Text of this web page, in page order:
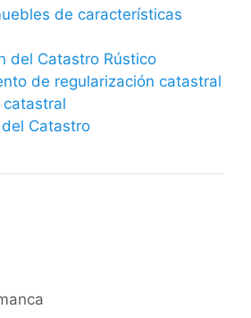
de características
del Catastro Rústico
de regularización catastral
catastral
Catastro